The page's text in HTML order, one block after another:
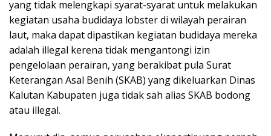
yang tidak melengkapi syarat-syarat untuk melakukan
kegiatan usaha budidaya lobster di wilayah perairan
laut, maka dapat dipastikan kegiatan budidaya mereka
adalah illegal kerena tidak mengantongi izin
pengelolaan perairan, yang berakibat pula Surat
Keterangan Asal Benih (SKAB) yang dikeluarkan Dinas
Kalutan Kabupaten juga tidak sah alias SKAB bodong
atau illegal.